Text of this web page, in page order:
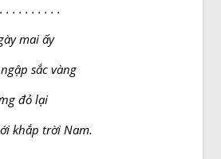
. . . . . . . . .
mai ấy
sắc vàng
đỏ lại
khắp trời Nam.